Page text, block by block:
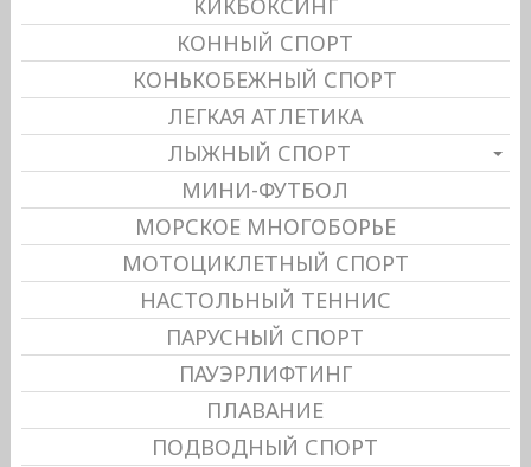
КОННЫЙ СПОРТ
КОНЬКОБЕЖНЫЙ СПОРТ
ЛЕГКАЯ АТЛЕТИКА
ЛЫЖНЫЙ СПОРТ
МИНИ-ФУТБОЛ
МОРСКОЕ МНОГОБОРЬЕ
МОТОЦИКЛЕТНЫЙ СПОРТ
НАСТОЛЬНЫЙ ТЕННИС
ПАРУСНЫЙ СПОРТ
ПАУЭРЛИФТИНГ
ПЛАВАНИЕ
ПОДВОДНЫЙ СПОРТ